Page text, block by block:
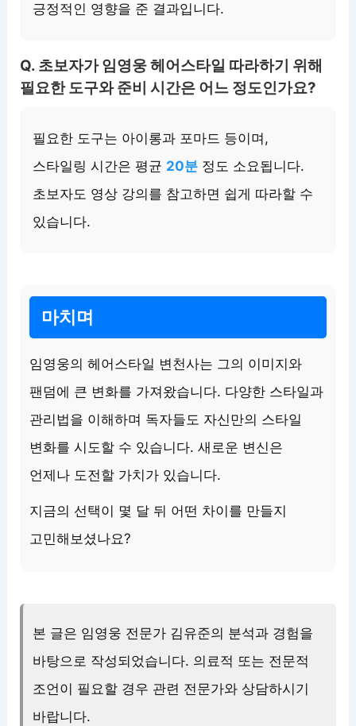
긍정적인 영향을 준 결과입니다.
Q. 초보자가 임영웅 헤어스타일 따라하기 위해
필요한 도구와 준비 시간은 어느 정도인가요?
필요한 도구는 아이롱과 포마드 등이며,
스타일링 시간은 평균 20분 정도 소요됩니다.
초보자도 영상 강의를 참고하면 쉽게 따라할 수
있습니다.
마치며
임영웅의 헤어스타일 변천사는 그의 이미지와
팬덤에 큰 변화를 가져왔습니다. 다양한 스타일과
관리법을 이해하며 독자들도 자신만의 스타일
변화를 시도할 수 있습니다. 새로운 변신은
언제나 도전할 가치가 있습니다.
지금의 선택이 몇 달 뒤 어떤 차이를 만들지
고민해보셨나요?
본 글은 임영웅 전문가 김유준의 분석과 경험을
바탕으로 작성되었습니다. 의료적 또는 전문적
조언이 필요할 경우 관련 전문가와 상담하시기
바랍니다.